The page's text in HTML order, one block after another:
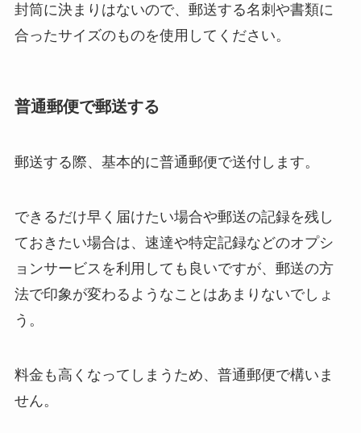
封筒に決まりはないので、郵送する名刺や書類に
合ったサイズのものを使用してください。
普通郵便で郵送する
郵送する際、基本的に普通郵便で送付します。
できるだけ早く届けたい場合や郵送の記録を残し
ておきたい場合は、速達や特定記録などのオプシ
ョンサービスを利用しても良いですが、郵送の方
法で印象が変わるようなことはあまりないでしょ
う。
料金も高くなってしまうため、普通郵便で構いま
せん。